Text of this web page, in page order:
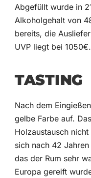
Abgefüllt wurde in
Alkoholgehalt von
bereits, die
UVP liegt bei 1050€.
TASTING
Nach dem
gelbe Farbe auf.
Holzaustausch
sich nach 42
das der Rum sehr
Europa gereift